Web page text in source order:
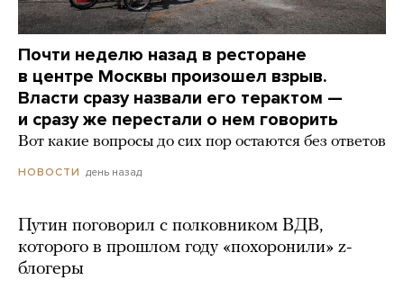
Почти неделю назад в ресторане
в центре Москвы произошел взрыв.
Власти сразу назвали его терактом —
и сразу же перестали о нем говорить
Вот какие вопросы до сих пор остаются без ответов
НОВОСТИ день назад
Путин поговорил с полковником ВДВ,
которого в прошлом году «похоронили» z-
блогеры